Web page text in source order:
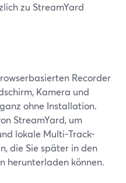
zu StreamYard
Recorder
Kamera und
ohne Installation.
StreamYard, um
lokale Multi-Track-
die Sie später in den
herunterladen können.